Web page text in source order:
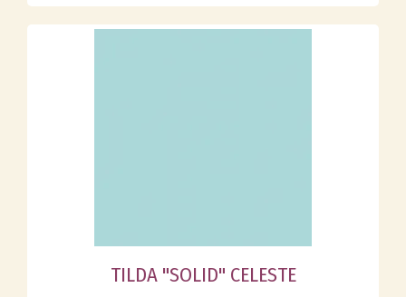
TILDA "SOLID" CELESTE